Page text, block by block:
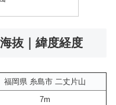
抜｜緯度経度
福岡県 糸島市 二丈片山
7m